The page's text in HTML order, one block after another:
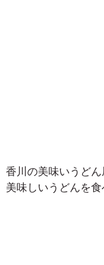
香川の美味いうど
美味しいうどんを食